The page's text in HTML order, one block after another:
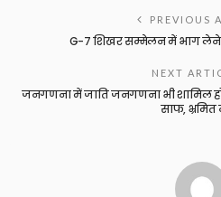
PREVIOUS
G-7 शिखर सम्मेलन में भाग लेने
NEXT
जनगणना में जाति जनगणना भी शामिल
साफ, भ्रमित